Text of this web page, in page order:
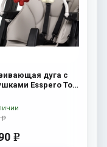
дуга с
Esspero Toy
р
e